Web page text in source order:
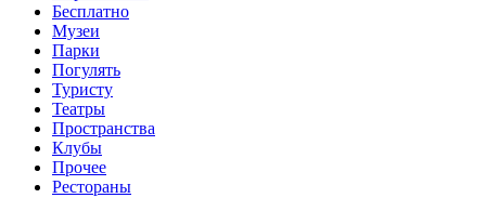
Бесплатно
Музеи
Парки
Погулять
Туристу
Театры
Пространства
Клубы
Прочее
Рестораны